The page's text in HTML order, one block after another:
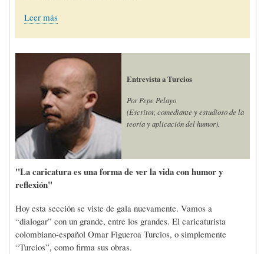
Leer más
Entrevista a Turcios
Por Pepe Pelayo
(Escritor, comediante y estudioso de la
teoría y aplicación del humor).
"La caricatura es una forma de ver la vida con humor y
reflexión"
Hoy esta sección se viste de gala nuevamente. Vamos a
“dialogar” con un grande, entre los grandes. El caricaturista
colombiano-español Omar Figueroa Turcios, o simplemente
“Turcios”, como firma sus obras.